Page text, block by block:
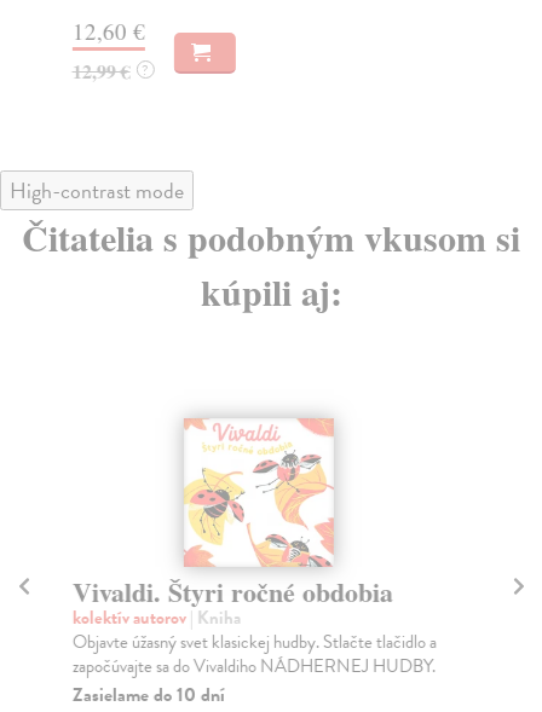
12,60 €
12,99 € ?
High-contrast mode
Čitatelia s podobným vkusom si
kúpili aj:
Vivaldi. Štyri ročné obdobia
kolektív autorov| Kniha
Objavte úžasný svet klasickej hudby. Stlačte tlačidlo a
započúvajte sa do Vivaldiho NÁDHERNEJ HUDBY.
Zasielame do 10 dní